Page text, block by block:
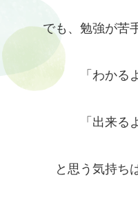
でも、勉強が苦
「わかる
「出来る
と思う気持ち